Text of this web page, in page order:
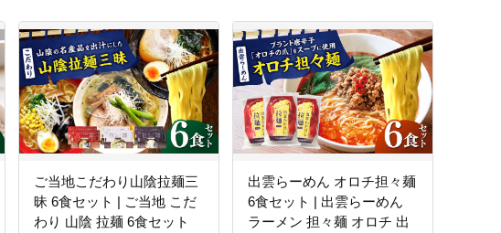
ご当地こだわり山陰拉麺三
昧 6食セット | ご当地 こだ
わり 山陰 拉麺 6食セット
出雲らーめん オロチ担々麺
6食セット | 出雲らーめん
ラーメン 担々麺 オロチ 出